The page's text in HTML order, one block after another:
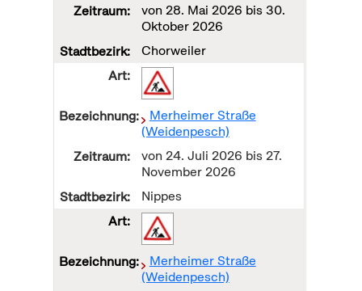
von 28. Mai 2026 bis30.
Oktober 2026
Chorweiler
Merheimer Straße
(Weidenpesch)
von 24. Juli 2026 bis 27.
November 2026
Nippes
Merheimer Straße
(Weidenpesch)